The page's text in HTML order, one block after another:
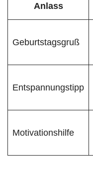
Anlass
Geburtstagsgruß
Entspannungstipp
Motivationshilfe